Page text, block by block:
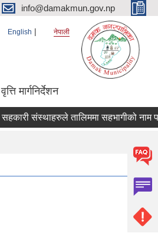
info@damakmun.gov.np
English नेपाली
वृत्ति मार्गनिर्देशन
सहकारी संस्थाहरुले तालिममा सहभागीको नाम